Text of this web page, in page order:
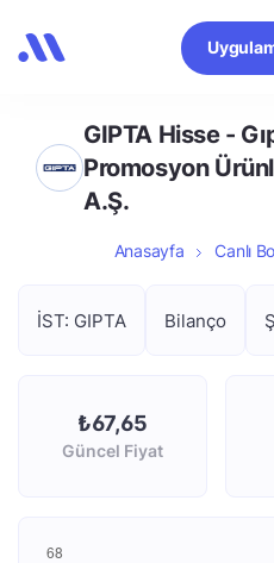
GIPTA Hisse -
Promosyon
A.Ş.
Anasayfa Canlı
İST: GIPTA Bilanço
₺67,65
Güncel Fiyat